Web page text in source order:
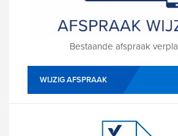
Bestaande afspraak
WIJZIG AFSPRAAK